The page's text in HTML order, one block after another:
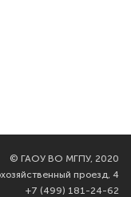
© ГАОУ ВО МГПУ, 2020
проезд, 4
+7 (499) 181-24-62